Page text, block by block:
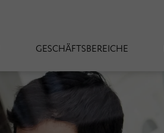
GESCHÄFTSBEREICHE